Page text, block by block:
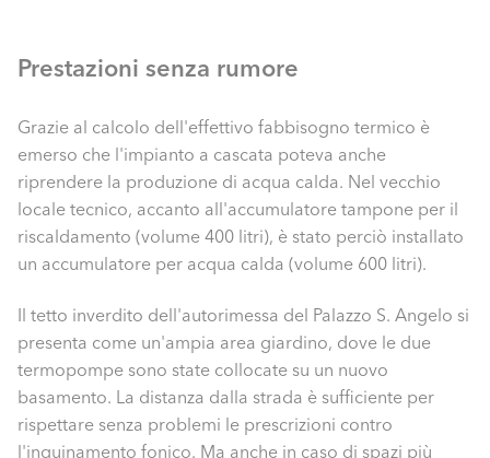
Prestazioni senza rumore
Grazie al calcolo dell'effettivo fabbisogno termico è
emerso che l'impianto a cascata poteva anche
riprendere la produzione di acqua calda. Nel vecchio
locale tecnico, accanto all'accumulatore tampone per il
riscaldamento (volume 400 litri), è stato perciò installato
un accumulatore per acqua calda (volume 600 litri).
Il tetto inverdito dell'autorimessa del Palazzo S. Angelo si
presenta come un'ampia area giardino, dove le due
termopompe sono state collocate su un nuovo
basamento. La distanza dalla strada è sufficiente per
rispettare senza problemi le prescrizioni contro
l'inquinamento fonico. Ma anche in caso di spazi più